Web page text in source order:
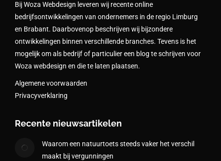
Bij Woza Webdesign leveren wij recente online
bedrijfsontwikkelingen van ondernemers in de regio Limburg
en Brabant. Daarbovenop beschrijven wij bijzondere
ontwikkelingen binnen verschillende branches. Tevens is het
mogelijk om als bedrijf of particulier een blog te schrijven voor
Woza webdesign en die te laten plaatsen.
Algemene voorwaarden
Privacyverklaring
Recente nieuwsartikelen
Waarom een natuurtoets steeds vaker het verschil
maakt bij vergunningen